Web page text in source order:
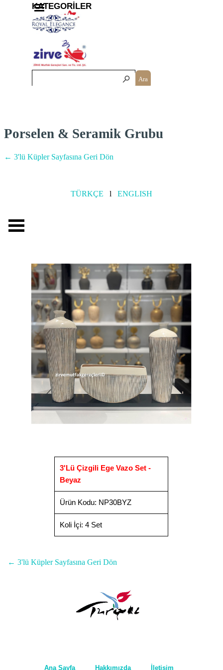
Menüyü atla
Ara
KATEGORİLER
Porselen & Seramik Grubu
← 3'lü Küpler Sayfasına Geri Dön
TÜRKÇE l ENGLISH
3'Lü Çizgili Ege Vazo Set -
Beyaz
Ürün Kodu: NP30BYZ
Koli İçi: 4 Set
← 3'lü Küpler Sayfasına Geri Dön
Ana Sayfa Hakkımızda İletişim